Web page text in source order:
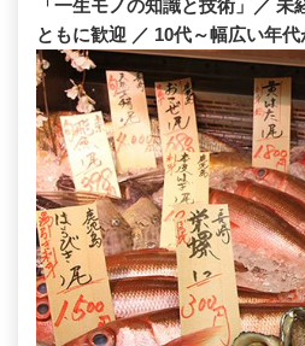
「一生モノの知識と技術」／
ともに歓迎 ／ 10代～幅広い年代